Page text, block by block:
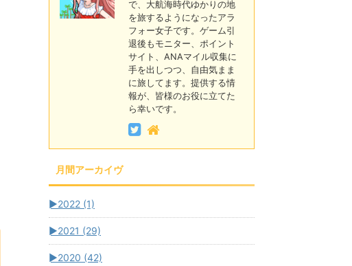
で、大航海時代ゆかりの地
を旅するようになったアラ
フォー女子です。ゲーム引
退後もモニター、ポイント
サイト、ANAマイル収集に
手を出しつつ、自由気まま
に旅してます。提供する情
報が、皆様のお役に立てた
ら幸いです。
月間アーカイヴ
►2022 (1)
►2021 (29)
►2020 (42)